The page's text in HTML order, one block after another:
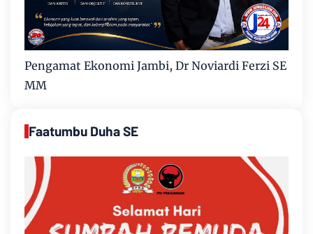
Pengamat Ekonomi Jambi, Dr Noviardi Ferzi SE
MM
Faatumbu Duha SE